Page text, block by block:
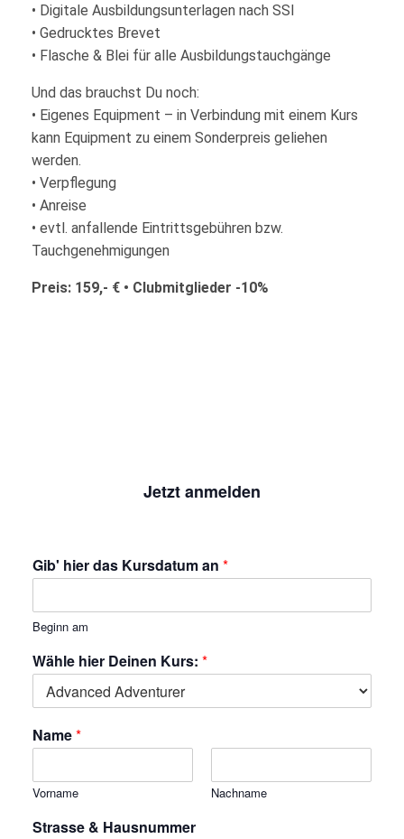
• Digitale Ausbildungsunterlagen nach SSI
• Gedrucktes Brevet
• Flasche & Blei für alle Ausbildungstauchgänge
Und das brauchst Du noch:
• Eigenes Equipment – in Verbindung mit einem Kurs
kann Equipment zu einem Sonderpreis geliehen
werden.
• Verpflegung
• Anreise
• evtl. anfallende Eintrittsgebühren bzw.
Tauchgenehmigungen
Preis: 159,- € • Clubmitglieder -10%
Jetzt anmelden
Gib' hier das Kursdatum an *
Beginn am
Wähle hier Deinen Kurs: *
Name*
Vorname Nachname
Strasse & Hausnummer